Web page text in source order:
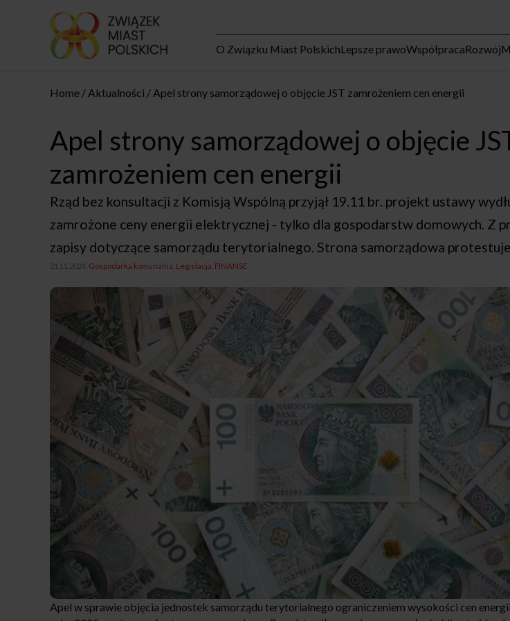
O Związku Miast PolskichLepsze prawoWspółpracaRozwój
Home Aktualności Apel strony samorządowej o objęcie JST zamrożeniem cen energii
Apel strony samorządowej o objęcie
zamrożeniem cen energii
Rząd bez konsultacji z Komisją Wspólną przyjął 19.11 br. projekt ustawy
zamrożone ceny energii elektrycznej - tylko dla gospodarstw domowych. Z
zapisy dotyczące samorządu terytorialnego. Strona samorządowa protestuje
21.11.2024, Gospodarka komunalna Legislacja FINANSE
Apel w sprawie objęcia jednostek samorządu terytorialnego ograniczeniem wysokości cen